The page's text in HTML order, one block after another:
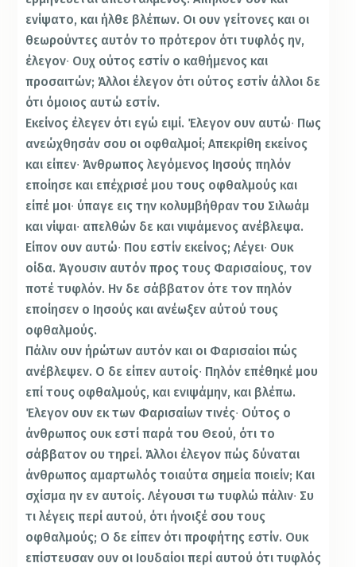
ενίψατο, και ήλθε βλέπων. Οι ουν γείτονες και οι
θεωρούντες αυτόν το πρότερον ότι τυφλός ην,
έλεγον∙ Ουχ ούτος εστίν ο καθήμενος και
προσαιτών; Άλλοι έλεγον ότι ούτος εστίν άλλοι δε
ότι όμοιος αυτώ εστίν.
Εκείνος έλεγεν ότι εγώ ειμί. Έλεγον ουν αυτώ∙ Πως
ανεώχθησάν σου οι οφθαλμοί; Απεκρίθη εκείνος
και είπεν∙ Άνθρωπος λεγόμενος Ιησούς πηλόν
εποίησε και επέχρισέ μου τους οφθαλμούς και
είπέ μοι∙ ύπαγε εις την κολυμβήθραν του Σιλωάμ
και νίψαι∙ απελθών δε και νιψάμενος ανέβλεψα.
Είπον ουν αυτώ∙ Που εστίν εκείνος; Λέγει∙ Ουκ
οίδα. Άγουσιν αυτόν προς τους Φαρισαίους, τον
ποτέ τυφλόν. Ην δε σάββατον ότε τον πηλόν
εποίησεν ο Ιησούς και ανέωξεν αύτού τους
οφθαλμούς.
Πάλιν ουν ήρώτων αυτόν και οι Φαρισαίοι πώς
ανέβλεψεν. Ο δε είπεν αυτοίς∙ Πηλόν επέθηκέ μου
επί τους οφθαλμούς, και ενιψάμην, και βλέπω.
Έλεγον ουν εκ των Φαρισαίων τινές∙ Ούτος ο
άνθρωπος ουκ εστί παρά του Θεού, ότι το
σάββατον ου τηρεί. Άλλοι έλεγον πώς δύναται
άνθρωπος αμαρτωλός τοιαύτα σημεία ποιείν; Και
σχίσμα ην εν αυτοίς. Λέγουσι τω τυφλώ πάλιν∙ Συ
τι λέγεις περί αυτού, ότι ήνοιξέ σου τους
οφθαλμούς; Ο δε είπεν ότι προφήτης εστίν. Ουκ
επίστευσαν ουν οι Ιουδαίοι περί αυτού ότι τυφλός